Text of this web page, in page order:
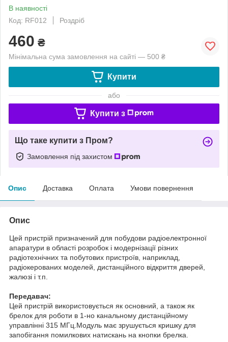
В наявності
Код: RF012
Роздріб
460 ₴
Мінімальна сума замовлення на сайті — 500 ₴
Купити
або
Купити з
Що таке купити з Пром?
Замовлення під захистом
Опис Доставка Оплата Умови повернення
Опис
Цей пристрій призначений для побудови радіоелектронної
апаратури в області розробок і модернізації різних
радіотехнічних та побутових пристроїв, наприклад,
радіокерованих моделей, дистанційного відкриття дверей,
жалюзі і т.п.
Передавач:
Цей пристрій використовується як основний, а також як
брелок для роботи в 1-но канальному дистанційному
управлінні 315 МГц.Модуль має зрушується кришку для
запобігання помилкових натискань на кнопки брелка.